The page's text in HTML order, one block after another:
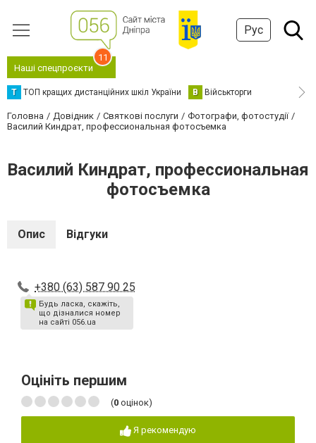
Рус
Наші спецпроєкти
11
Т ТОП кращих дистанційних шкіл України В Військторги
Головна Довідник Святкові послуги
Фотографи, фотостудії
Василий Киндрат, профессиональная фотосъемка
Василий Киндрат, профессиональная
фотосъемка
Опис Відгуки
+380 (63) 587 90 25
Будь ласка, скажіть,
що дізналися номер
на сайті 056.ua
Оцініть першим
(0 оцінок)
Я рекомендую